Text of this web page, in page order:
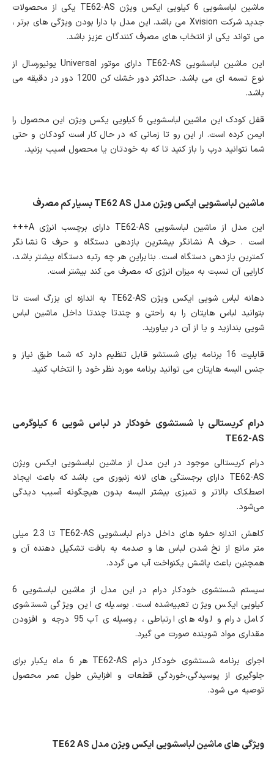
ماشین لباسشویی 6 کیلویی ایکس ویژن TE62-AS یکی از محصولات
جدید شرکت Xvision می باشد. این مدل با دارا بودن ویژگی های برتر ،
می تواند یکی از انتخاب های مصرف کنندگان عزیز باشد.
این ماشین لباسشویی TE62-AS دارای موتور Universal یونیورسال از
نوع تسمه ای می باشد. حداكثر دور خشك كن 1200 دور در دقیقه می
باشد.
قفل کودک این ماشین لباسشویی 6 کیلویی یکس ویژن این محصول را
ایمن کرده است. ار این رو تا زمانی که در حال کار است کودکان و حتی
شما نتوانید درب را باز کنید تا که به خودتان یا محصول اسیب بزنید.
ماشین لباسشویی ایکس ویژن مدل TE62 AS بسیار کم مصرف
این مدل از ماشین لباسشویی TE62-AS دارای برچسب انرژی A+++
است . حرف A نشانگر بیشترین بازدهی دستگاه و حرف G نشانگر
كمترین بازدهی دستگاه است. بنابراین هر چه رتبه دستگاه بیشتر باشد،
كارایی آن نسبت به میزان انرژی كه مصرف می كند بیشتر است.
دهانه لباس شویی ایکس ویژن TE62-AS به اندازه ای بزرگ است تا
بتوانید لباس هایتان را به راحتی و چندتا چندتا داخل ماشین لباس
شویی بندازید و یا از آن در بیاورید.
قابلیت 16 برنامه برای شستشو قابل تنظیم دارد که شما طبق نیاز و
جنس البسه هایتان می توانید برنامه مورد نظر خود را انتخاب کنید.
درام کریستالی با شستشوی خودکار در لباس شویی 6 کیلوگرمی
TE62-AS
درام کریستالی موجود در این مدل از ماشین لباسشویی ایکس ویژن
TE62-AS دارای برجستگی های لانه زنبوری می باشد که باعث ایجاد
اصطکاک بالاتر و تمیزی بیشتر البسه بدون هیچگونه آسیب دیدگی
می‌شود.
کاهش اندازه حفره های داخل درام لباسشویی TE62-AS تا 2.3 میلی
متر مانع از نخ شدن لباس ها و صدمه به بافت تشکیل دهنده آن و
همچنین باعث پاشش یکنواخت آب می گردد.
سیستم شستشوی خودکار درام در این مدل از ماشین لباسشویی 6
کیلویی ایکس ویژن تعبیه‌شده است. بوسیله ی این ویژگی شستشوی
کامل درام و لوله های ارتباطی ، بوسیله ی آب 95 درجه و افزودن
مقداری مواد شوینده صورت می گیرد.
اجرای برنامه شستشوی خودکار درام TE62-AS هر 6 ماه یکبار برای
جلوگیری از پوسیدگی،خوردگی قطعات و افزایش طول عمر محصول
توصیه می شود.
ویژگی های ماشین لباسشویی ایکس ویژن مدل TE62 AS